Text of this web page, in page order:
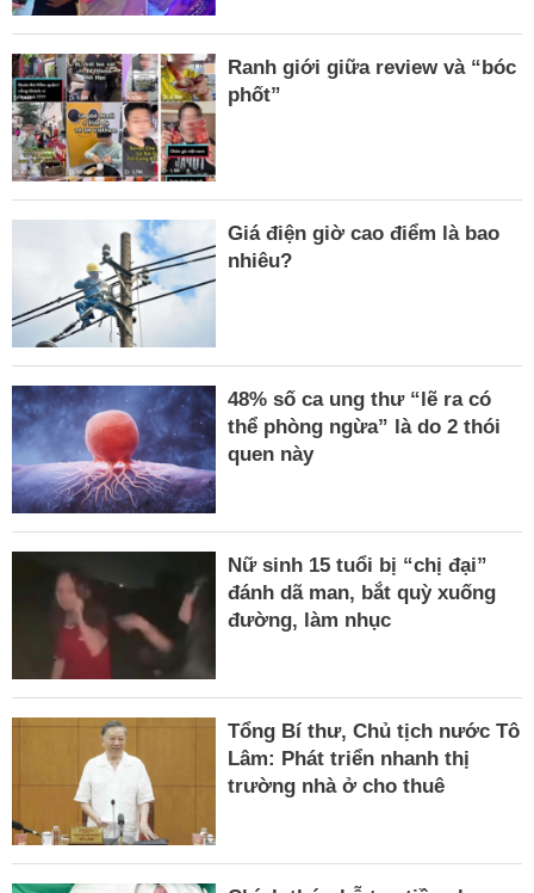
Ranh giới giữa review và “bóc
phốt”
Giá điện giờ cao điểm là bao
nhiêu?
48% số ca ung thư “lẽ ra có
thể phòng ngừa” là do 2 thói
quen này
Nữ sinh 15 tuổi bị “chị đại”
đánh dã man, bắt quỳ xuống
đường, làm nhục
Tổng Bí thư, Chủ tịch nước Tô
Lâm: Phát triển nhanh thị
trường nhà ở cho thuê